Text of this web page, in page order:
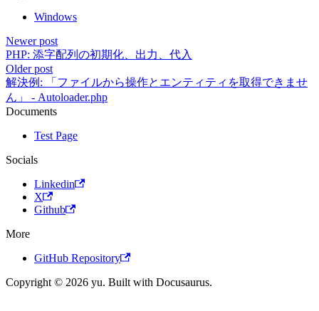
Windows
Newer post
PHP: 添字配列の初期化、出力、代入
Older post
解決例: 「ファイルから操作とエンティティを取得できませ
ん」 - Autoloader.php
Documents
Test Page
Socials
Linkedin
X
Github
More
GitHub Repository
Copyright © 2026 yu. Built with Docusaurus.